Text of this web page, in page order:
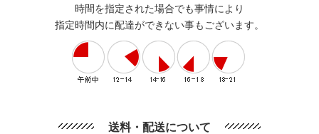
時間を指定された場合でも事情により
指定時間内に配達ができない事もございます。
送料・配送について